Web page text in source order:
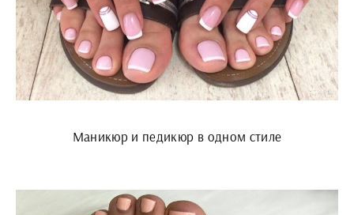
Маникюр и педикюр в одном стиле